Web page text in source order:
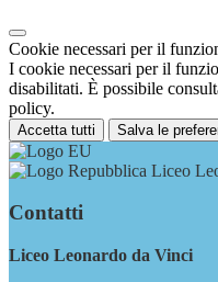
Cookie necessari per il
I cookie necessari per il
disabilitati. È possibile
policy.
Accetta tutti Salva le
Liceo
Contatti
Liceo Leonardo da Vinci